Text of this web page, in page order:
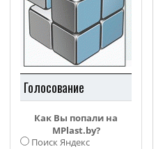
Голосование
Как Вы попали на
MPlast.by?
Поиск Яндекс